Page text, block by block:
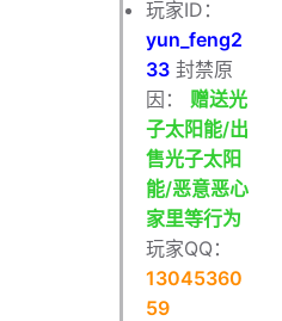
玩家ID：
yun_feng2
33 封禁原
因： 赠送光
子太阳能/出
售光子太阳
能/恶意恶心
家里等行为
玩家QQ：
13045360
59